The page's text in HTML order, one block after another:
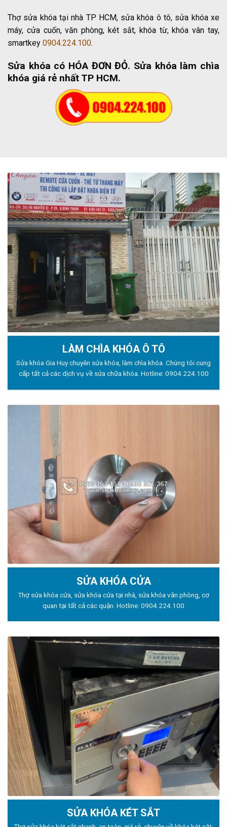
Thợ sửa khóa tại nhà TP HCM, sửa khóa ô tô, sửa khóa xe
máy, cửa cuốn, văn phòng, két sắt, khóa từ, khóa vân tay,
smartkey 0904.224.100.
Sửa khóa có HÓA ĐƠN ĐỎ. Sửa khóa làm chìa
khóa giá rẻ nhất TP HCM.
LÀM CHÌA KHÓA Ô TÔ
Sửa khóa Gia Huy chuyên sửa khóa, làm chìa khóa. Chúng tôi cung
cấp tất cả các dịch vụ về sửa chữa khóa. Hotline: 0904.224.100
SỬA KHÓA CỬA
Thợ sửa khóa cửa, sửa khóa cửa tại nhà, sửa khóa văn phòng, cơ
quan tại tất cả các quận. Hotline: 0904.224.100
SỬA KHÓA KÉT SẮT